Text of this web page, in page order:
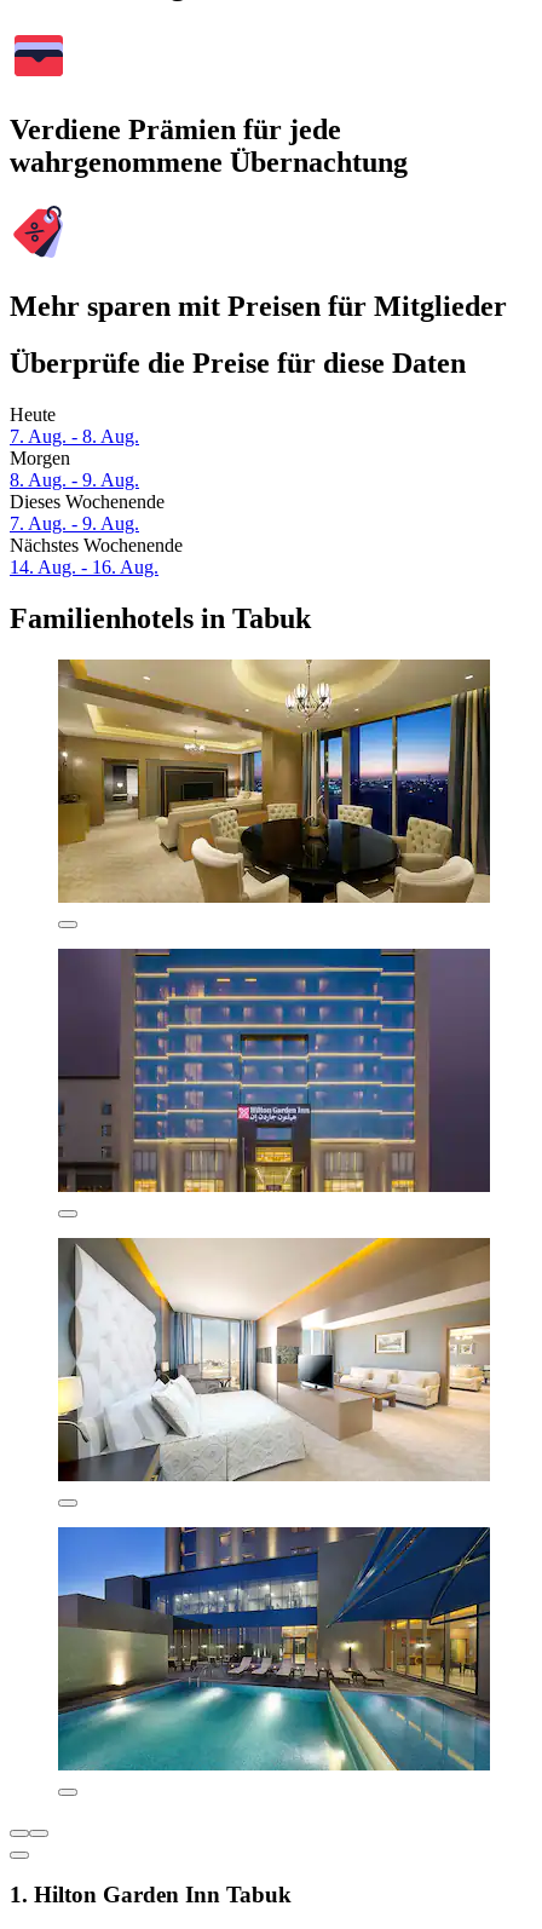
Verdiene Prämien für jede
wahrgenommene Übernachtung
Mehr sparen mit Preisen für Mitglieder
Überprüfe die Preise für diese Daten
Heute
7. Aug. - 8. Aug.
Morgen
8. Aug. - 9. Aug.
Dieses Wochenende
7. Aug. - 9. Aug.
Nächstes Wochenende
14. Aug. - 16. Aug.
Familienhotels in Tabuk
1. Hilton Garden Inn Tabuk